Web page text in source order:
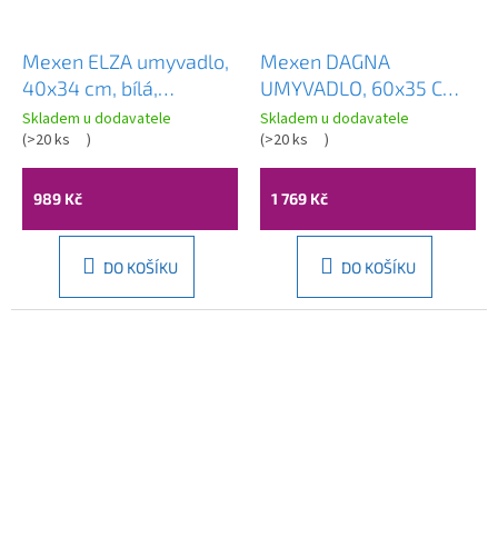
Mexen ELZA umyvadlo,
40x34 cm, bílá,
21014000
Průměrné
hodnocení
produktu
z
hvězdiček.
Skladem u dodavatele
(>20 ks )
989 Kč
DO KOŠÍKU
Mexen DAGNA
UMYVADLO, 60x35 CM,
BÍLÁ, 21996000
Skladem u dodavatele
(>20 ks )
1 769 Kč
DO KOŠÍKU